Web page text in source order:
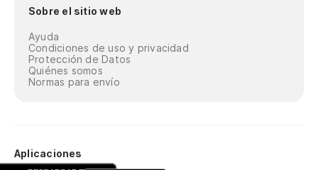
Sobre el sitio web
Ayuda
Condiciones de uso y privacidad
Protección de Datos
Quiénes somos
Normas para envío
Aplicaciones